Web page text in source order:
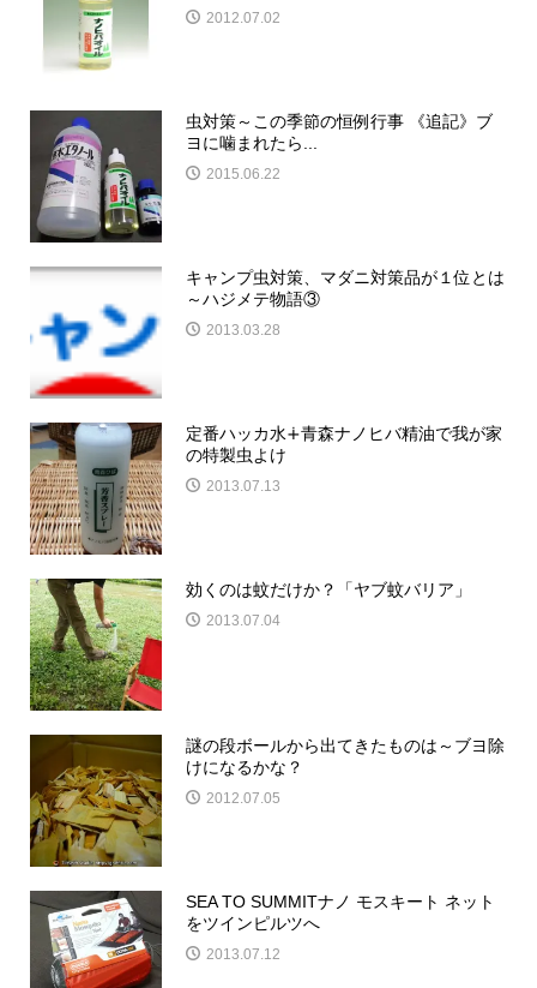
2012.07.02
虫対策～この季節の恒例行事 《追記》ブ
ヨに噛まれたら...
2015.06.22
キャンプ虫対策、マダニ対策品が１位とは
～ハジメテ物語③
2013.03.28
定番ハッカ水∔青森ナノヒバ精油で我が家
の特製虫よけ
2013.07.13
効くのは蚊だけか？「ヤブ蚊バリア」
2013.07.04
謎の段ボールから出てきたものは～ブヨ除
けになるかな？
2012.07.05
SEA TO SUMMITナノ モスキート ネット
をツインピルツへ
2013.07.12